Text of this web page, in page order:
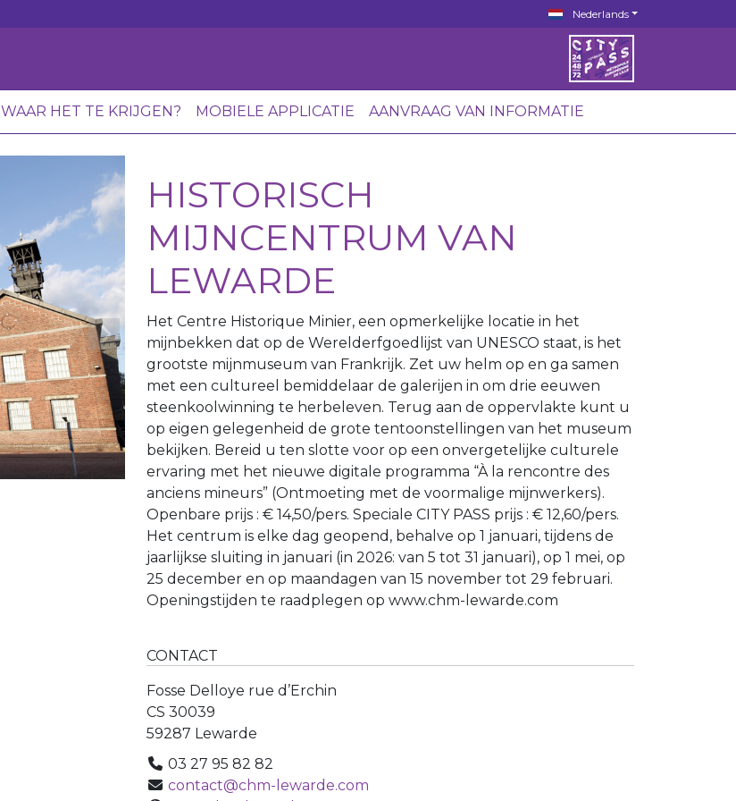
Nederlands
WAAR HET TE KRIJGEN? MOBIELE APPLICATIE AANVRAAG VAN INFORMATIE
HISTORISCH
MIJNCENTRUM VAN
LEWARDE
Het Centre Historique Minier, een opmerkelijke locatie in het
mijnbekken dat op de Werelderfgoedlijst van UNESCO staat, is het
grootste mijnmuseum van Frankrijk. Zet uw helm op en ga samen
met een cultureel bemiddelaar de galerijen in om drie eeuwen
steenkoolwinning te herbeleven. Terug aan de oppervlakte kunt u
op eigen gelegenheid de grote tentoonstellingen van het museum
bekijken. Bereid u ten slotte voor op een onvergetelijke culturele
ervaring met het nieuwe digitale programma “À la rencontre des
anciens mineurs” (Ontmoeting met de voormalige mijnwerkers).
Openbare prijs : € 14,50/pers. Speciale CITY PASS prijs : € 12,60/pers.
Het centrum is elke dag geopend, behalve op 1 januari, tijdens de
jaarlijkse sluiting in januari (in 2026: van 5 tot 31 januari), op 1 mei, op
25 december en op maandagen van 15 november tot 29 februari.
Openingstijden te raadplegen op www.chm-lewarde.com
CONTACT
Fosse Delloye rue d’Erchin
CS 30039
59287 Lewarde
03 27 95 82 82
contact@chm-lewarde.com